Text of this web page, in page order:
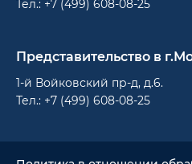
Тел.: +7 (499) 608-08-25
Представительство в
1-й Войковский пр-д, д.6.
Тел.: +7 (499) 608-08-25